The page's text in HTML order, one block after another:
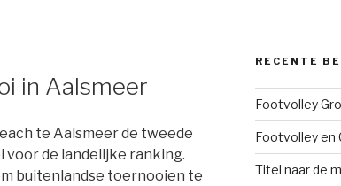
in Aalsmeer
te Aalsmeer de tweede
de landelijke ranking.
buitenlandse toernooien te
RECENTE
Footvolley
Footvolley en
Titel naar de